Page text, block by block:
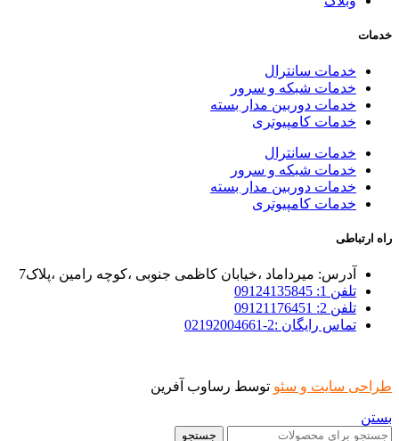
خدمات
خدمات سانترال
خدمات شبکه و سرور
خدمات دوربین مدار بسته
خدمات کامپیوتری
خدمات سانترال
خدمات شبکه و سرور
خدمات دوربین مدار بسته
خدمات کامپیوتری
راه ارتباطی
آدرس: میرداماد ،خیابان کاظمی جنوبی ،کوچه رامین ،پلاک7
تلفن 1: 09124135845
تلفن 2: 09121176451
تماس رایگان :2-02192004661
طراحی سایت و سئو توسط رساوب آفرین
بستن
جستجو